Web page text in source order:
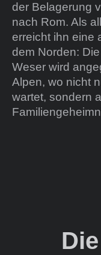
der Belagerung
nach Rom. Als
erreicht ihn eine
dem Norden:
Weser wird
Alpen, wo nicht
wartet, sondern